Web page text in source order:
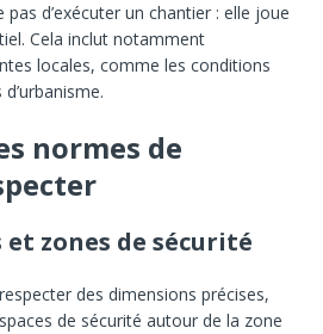
d’exécuter un chantier : elle joue
Cela inclut notamment
locales, comme les conditions
normes de
et zones de sécurité
des dimensions précises,
de sécurité autour de la zone